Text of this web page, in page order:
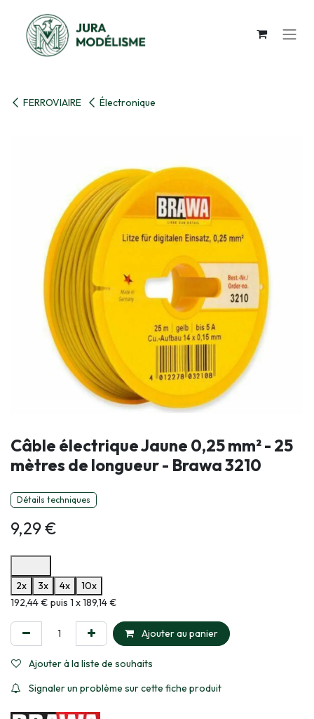
FERROVIAIRE Électronique
Câble électrique Jaune 0,25 mm² - 25
mètres de longueur - Brawa 3210
Détails techniques
9,29€
2x
3x 4x
10x
Informations sur le plan de paiement sélectionné
192,44 € puis 1 x 189,14 €
Ajouter au panier
Ajouter à la liste de souhaits
Signaler un problème sur cette fiche produit